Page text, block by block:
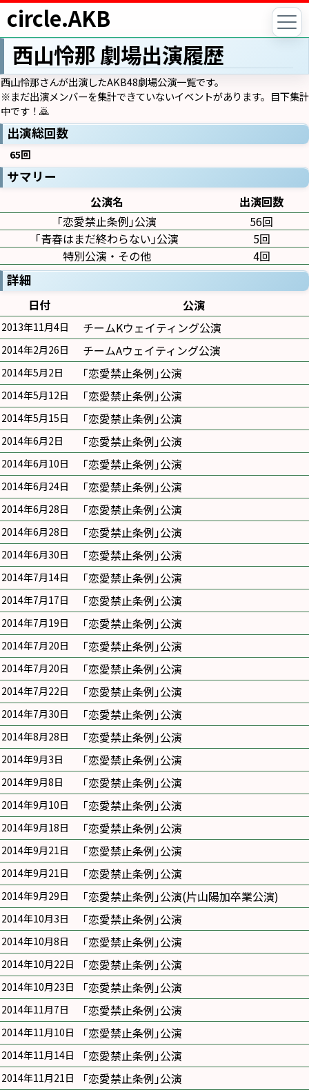
circle.AKB
西山怜那 劇場出演履歴
西山怜那さんが出演したAKB48劇場公演一覧です。
※まだ出演メンバーを集計できていないイベントがあります。目下集計
中です！🙇
出演総回数
65回
サマリー
公演名
出演回数
｢恋愛禁止条例｣公演
56回
｢青春はまだ終わらない｣公演
5回
特別公演・その他
4回
詳細
日付 公演
2013年11月4日 チームKウェイティング公演
2014年2月26日 チームAウェイティング公演
2014年5月2日 ｢恋愛禁止条例｣公演
2014年5月12日 ｢恋愛禁止条例｣公演
2014年5月15日 ｢恋愛禁止条例｣公演
2014年6月2日 ｢恋愛禁止条例｣公演
2014年6月10日 ｢恋愛禁止条例｣公演
2014年6月24日 ｢恋愛禁止条例｣公演
2014年6月28日 ｢恋愛禁止条例｣公演
2014年6月28日 ｢恋愛禁止条例｣公演
2014年6月30日 ｢恋愛禁止条例｣公演
2014年7月14日 ｢恋愛禁止条例｣公演
2014年7月17日 ｢恋愛禁止条例｣公演
2014年7月19日 ｢恋愛禁止条例｣公演
2014年7月20日 ｢恋愛禁止条例｣公演
2014年7月20日 ｢恋愛禁止条例｣公演
2014年7月22日 ｢恋愛禁止条例｣公演
2014年7月30日 ｢恋愛禁止条例｣公演
2014年8月28日 ｢恋愛禁止条例｣公演
2014年9月3日 ｢恋愛禁止条例｣公演
2014年9月8日 ｢恋愛禁止条例｣公演
2014年9月10日 ｢恋愛禁止条例｣公演
2014年9月18日 ｢恋愛禁止条例｣公演
2014年9月21日 ｢恋愛禁止条例｣公演
2014年9月21日 ｢恋愛禁止条例｣公演
2014年9月29日 ｢恋愛禁止条例｣公演(片山陽加卒業公演)
2014年10月3日 ｢恋愛禁止条例｣公演
2014年10月8日 ｢恋愛禁止条例｣公演
2014年10月22日 ｢恋愛禁止条例｣公演
2014年10月23日 ｢恋愛禁止条例｣公演
2014年11月7日 ｢恋愛禁止条例｣公演
2014年11月10日 ｢恋愛禁止条例｣公演
2014年11月14日 ｢恋愛禁止条例｣公演
2014年11月21日 ｢恋愛禁止条例｣公演